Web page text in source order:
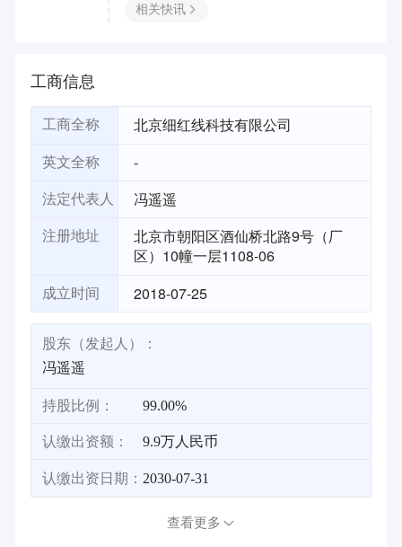
相关快讯
工商信息
工商全称 北京细红线科技有限公司
英文全称 -
法定代表人 冯遥遥
注册地址
北京市朝阳区酒仙桥北路9号（厂
区）10幢一层1108-06
成立时间 2018-07-25
股东（发起人）：
冯遥遥
持股比例： 99.00%
认缴出资额： 9.9万人民币
认缴出资日期： 2030-07-31
查看更多